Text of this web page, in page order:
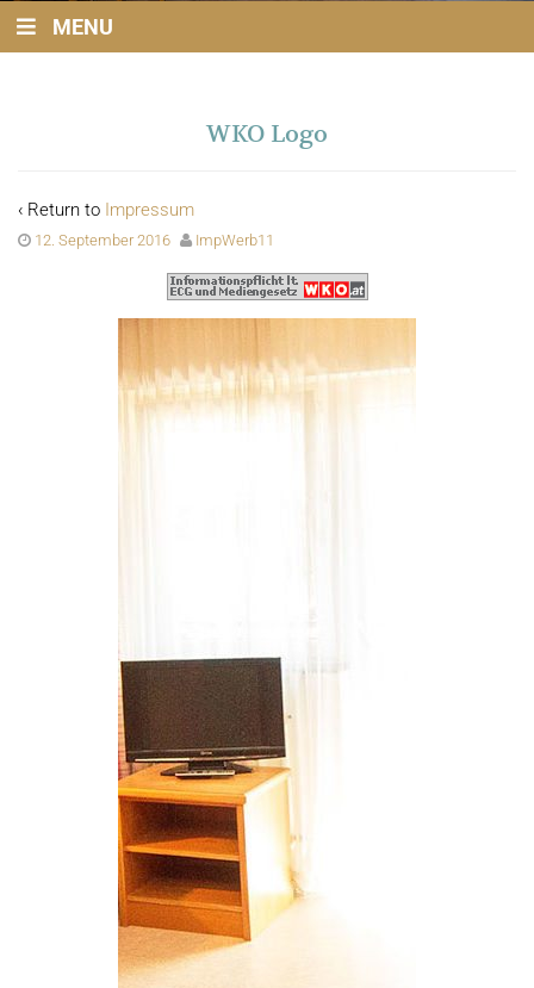
MENU
WKO Logo
‹ Return to Impressum
12. September 2016 ImpWerb11